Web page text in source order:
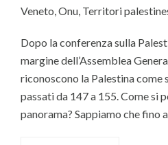
Veneto,Onu, Territori
Dopo la conferenza sulla
margine dell’Assemblea
riconoscono la Palestina come
passati da 147 a 155. Come si
panorama? Sappiamo che fino